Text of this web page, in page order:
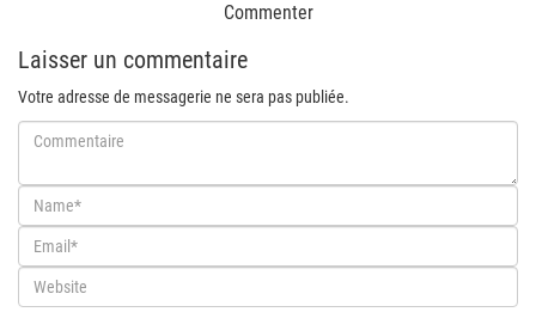
Commenter
Laisser un commentaire
Votre adresse de messagerie ne sera pas publiée.